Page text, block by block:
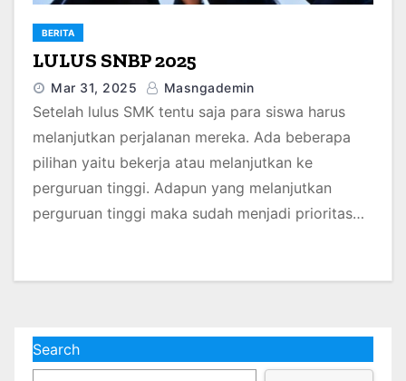
BERITA
LULUS SNBP 2025
Mar 31, 2025 Masngademin
Setelah lulus SMK tentu saja para siswa harus
melanjutkan perjalanan mereka. Ada beberapa
pilihan yaitu bekerja atau melanjutkan ke
perguruan tinggi. Adapun yang melanjutkan
perguruan tinggi maka sudah menjadi prioritas…
Search